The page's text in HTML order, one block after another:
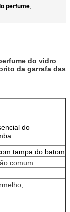
perfume,
do vidro
da garrafa das
do
tampa do batom
comum